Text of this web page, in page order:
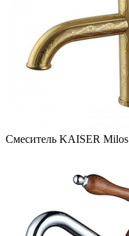
Смеситель KAISER Milos